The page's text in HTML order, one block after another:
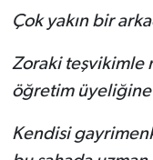
Çok yakın bir
Zoraki teşvikimle
öğretim
Kendisi